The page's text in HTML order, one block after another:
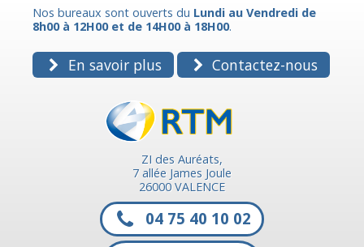
Nos bureaux sont ouverts du Lundi au Vendredi de
8h00 à 12H00 et de 14H00 à 18H00.
En savoir plus Contactez-nous
ZI des Auréats,
7 allée James Joule
26000 VALENCE
04 75 40 10 02